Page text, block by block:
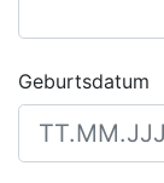
Geburtsdatum